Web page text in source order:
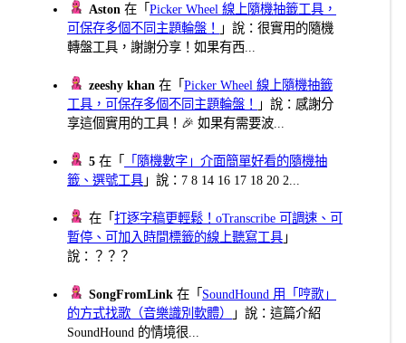
Aston 在「Picker Wheel 線上隨機抽籤工具，
可保存多個不同主題輪盤！
」說：很實用的隨機
轉盤工具，謝謝分享！如果有西...
zeeshy khan 在「Picker Wheel 線上隨機抽籤
工具，可保存多個不同主題輪盤！
」說：感謝分
享這個實用的工具！🎉 如果有需要波...
5 在「
「隨機數字」介面簡單好看的隨機抽
籤、選號工具 」說：7 8 14 16 17 18 20 2...
在「打逐字稿更輕鬆！oTranscribe 可調速、可
暫停、可加入時間標籤的線上聽寫工具 」
說：？？？
SongFromLink 在「 SoundHound 用「哼歌」
的方式找歌（音樂識別軟體）
」說：這篇介紹
SoundHound 的情境很...